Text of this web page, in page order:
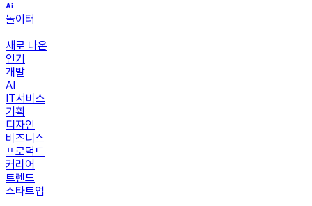
놀이터
새로 나온
인기
개발
AI
IT서비스
기획
디자인
비즈니스
프로덕트
커리어
트렌드
스타트업